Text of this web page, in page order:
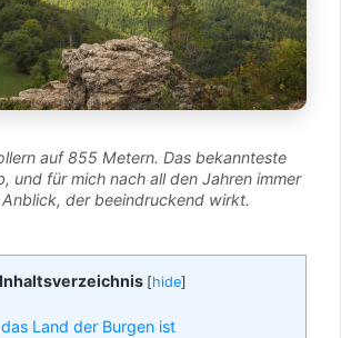
auf 855 Metern. Das bekannteste
und für mich nach all den Jahren immer
der beeindruckend wirkt.
Inhaltsverzeichnis [hide]
Land der Burgen ist